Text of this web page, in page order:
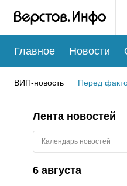
Главное Новости
ВИП-новость Перед
Лента новостей
Календарь новостей
6 августа